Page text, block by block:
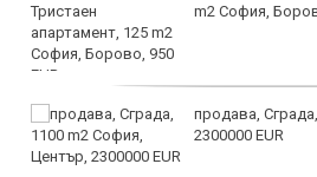
m2 София,
продава,
2300000 EUR